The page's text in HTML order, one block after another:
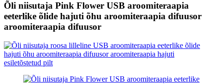
Õli niisutaja Pink Flower USB aroomiteraapia
eeterlike õlide hajuti õhu aroomiteraapia difuusor
aroomiteraapia difuusor